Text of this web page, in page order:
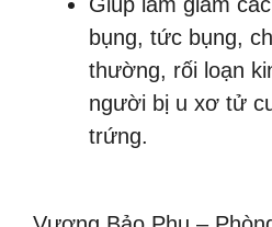
bụng, tức bụng,
thường, rối loạn
người bị u xơ tử
trứng.